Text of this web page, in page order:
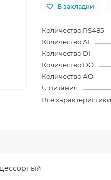
В закладки
Количество RS485
Количество AI
Количество DI
Количество DO
Количество AO
U питания
Все характеристики